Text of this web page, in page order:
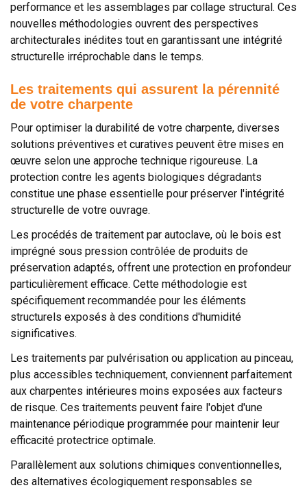
performance et les assemblages par collage structural. Ces
nouvelles méthodologies ouvrent des perspectives
architecturales inédites tout en garantissant une intégrité
structurelle irréprochable dans le temps.
Les traitements qui assurent la pérennité
de votre charpente
Pour optimiser la durabilité de votre charpente, diverses
solutions préventives et curatives peuvent être mises en
œuvre selon une approche technique rigoureuse. La
protection contre les agents biologiques dégradants
constitue une phase essentielle pour préserver l'intégrité
structurelle de votre ouvrage.
Les procédés de traitement par autoclave, où le bois est
imprégné sous pression contrôlée de produits de
préservation adaptés, offrent une protection en profondeur
particulièrement efficace. Cette méthodologie est
spécifiquement recommandée pour les éléments
structurels exposés à des conditions d'humidité
significatives.
Les traitements par pulvérisation ou application au pinceau,
plus accessibles techniquement, conviennent parfaitement
aux charpentes intérieures moins exposées aux facteurs
de risque. Ces traitements peuvent faire l'objet d'une
maintenance périodique programmée pour maintenir leur
efficacité protectrice optimale.
Parallèlement aux solutions chimiques conventionnelles,
des alternatives écologiquement responsables se